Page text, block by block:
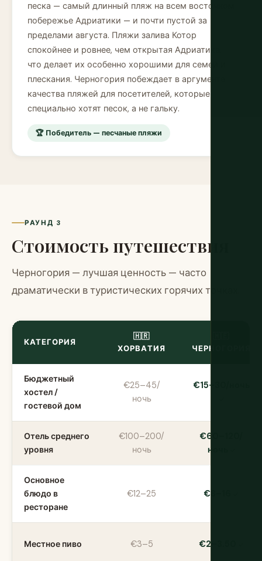
песка — самый длинный пляж на всем восточном
побережье Адриатики — и почти пустой за
пределами августа. Пляжи залива Котор
спокойнее и ровнее, чем открытая Адриатика,
что делает их особенно хорошими для семей и
плескания. Черногория побеждает в аргументе
качества пляжей для посетителей, которые
специально хотят песок, а не гальку.
🏆 Победитель — песчаные пляжи
РАУНД 3
Стоимость путешествия
Черногория — лучшая ценность — часто
драматически в туристических горячих точках.
КАТЕГОРИЯ
🇭🇷
ХОРВАТИЯ
ЧЕРНОГОРИЯ
Бюджетный
хостел /
гостевой дом
€25–45/
ночь
€15–30/ночь
Отель среднего
уровня
€100–200/
ночь
€60–120/
ночь
Основное
блюдо в
ресторане
€12–25 €8–16
Местное пиво €3–5 €2–3.50